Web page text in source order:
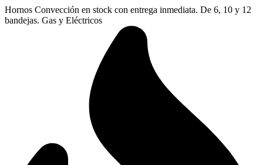
Ir
al
Hornos Convección en stock con entrega inmediata. De 6, 10 y 12
bandejas. Gas y Eléctricos